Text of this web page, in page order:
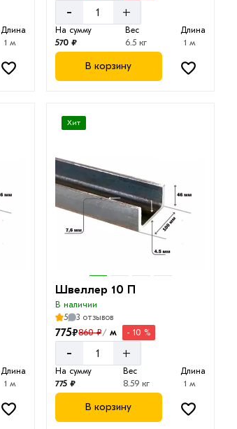
Длина
1 м
- +
На сумму
570 ₽
Вес
6.5 кг
Длина
1 м
В корзину
Длина
1 м
Хит
Швеллер 10 П
В наличии
5
3 отзывов
775₽860 ₽/ м - 10 %
- +
На сумму
775 ₽
Вес
8.59 кг
Длина
1 м
В корзину